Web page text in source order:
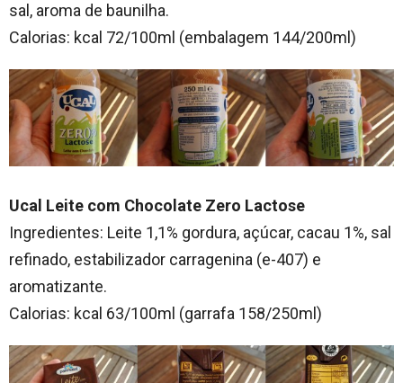
sal, aroma de baunilha.
Calorias: kcal 72/100ml (embalagem 144/200ml)
Ucal Leite com Chocolate Zero Lactose
Ingredientes: Leite 1,1% gordura, açúcar, cacau 1%, sal
refinado, estabilizador carragenina (e-407) e
aromatizante.
Calorias: kcal 63/100ml (garrafa 158/250ml)